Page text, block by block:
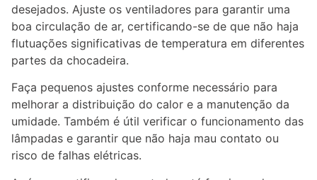
desejados. Ajuste os ventiladores para garantir uma
boa circulação de ar, certificando-se de que não haja
flutuações significativas de temperatura em diferentes
partes da chocadeira.
Faça pequenos ajustes conforme necessário para
melhorar a distribuição do calor e a manutenção da
umidade. Também é útil verificar o funcionamento das
lâmpadas e garantir que não haja mau contato ou
risco de falhas elétricas.